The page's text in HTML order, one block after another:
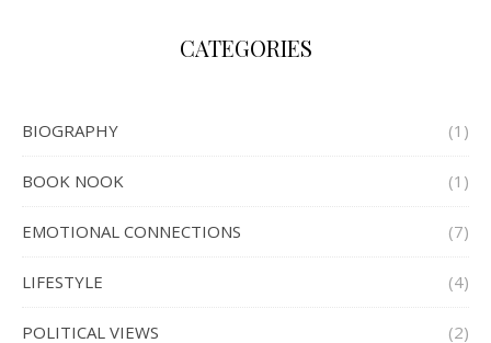
CATEGORIES
BIOGRAPHY (1)
BOOK NOOK (1)
EMOTIONAL CONNECTIONS (7)
LIFESTYLE (4)
POLITICAL VIEWS (2)